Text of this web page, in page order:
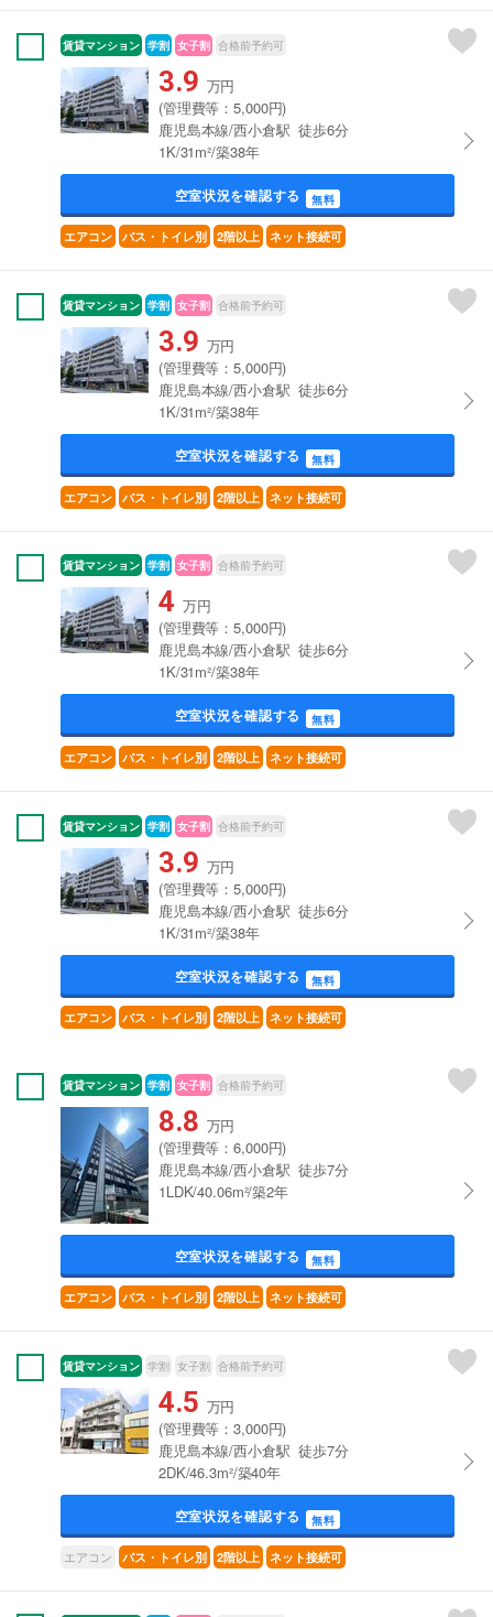
賃貸マンション 学割 女子割 合格前予約可
3.9 万円
(管理費等：5,000円)
鹿児島本線/西小倉駅 徒歩6分
1K/31m²/築38年
空室状況を確認する 無料
エアコン バス・トイレ別 2階以上 ネット接続可
賃貸マンション 学割 女子割 合格前予約可
3.9 万円
(管理費等：5,000円)
鹿児島本線/西小倉駅 徒歩6分
1K/31m²/築38年
空室状況を確認する 無料
エアコン バス・トイレ別 2階以上 ネット接続可
賃貸マンション 学割 女子割 合格前予約可
4 万円
(管理費等：5,000円)
鹿児島本線/西小倉駅 徒歩6分
1K/31m²/築38年
空室状況を確認する 無料
エアコン バス・トイレ別 2階以上 ネット接続可
賃貸マンション 学割 女子割 合格前予約可
3.9 万円
(管理費等：5,000円)
鹿児島本線/西小倉駅 徒歩6分
1K/31m²/築38年
空室状況を確認する 無料
エアコン バス・トイレ別 2階以上 ネット接続可
賃貸マンション 学割 女子割 合格前予約可
8.8 万円
(管理費等：6,000円)
鹿児島本線/西小倉駅 徒歩7分
1LDK/40.06m²/築2年
空室状況を確認する 無料
エアコン バス・トイレ別 2階以上 ネット接続可
賃貸マンション 学割 女子割 合格前予約可
4.5 万円
(管理費等：3,000円)
鹿児島本線/西小倉駅 徒歩7分
2DK/46.3m²/築40年
空室状況を確認する 無料
エアコン バス・トイレ別 2階以上 ネット接続可